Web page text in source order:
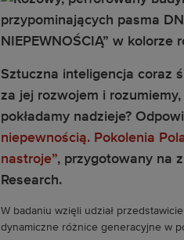
Sztuczna inteligencja coraz
za jej rozwojem i
pokładamy nadzieje?
niepewnością. Pokolenia
nastroje”, przygotowany na
Research.
W badaniu wzięli udział
dynamiczne różnice generacyjne w